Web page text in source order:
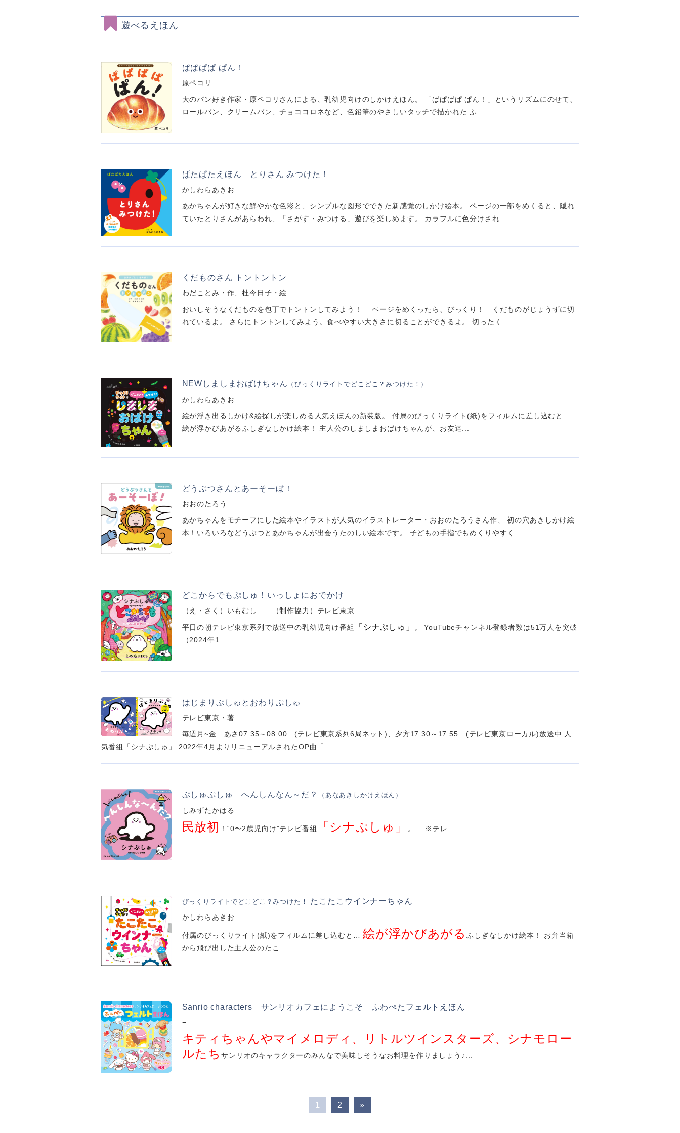
遊べるえほん
ぱぱぱぱ ぱん！
原ペコリ
大のパン好き作家・原ペコリさんによる、乳幼児向けのしかけえほん。 「ぱぱぱぱ ぱん！」というリズムにのせて、
ロールパン、クリームパン、チョココロネなど、色鉛筆のやさしいタッチで描かれた ふ...
ぱたぱたえほん とりさん みつけた！
かしわらあきお
あかちゃんが好きな鮮やかな色彩と、シンプルな図形でできた新感覚のしかけ絵本。 ページの一部をめくると、隠れ
ていたとりさんがあらわれ、「さがす・みつける」遊びを楽しめます。 カラフルに色分けされ...
くだものさん トントントン
わだことみ・作、杜今日子・絵
おいしそうなくだものを包丁でトントンしてみよう！ ページをめくったら、びっくり！ くだものがじょうずに切
れているよ。 さらにトントンしてみよう。食べやすい大きさに切ることができるよ。 切ったく...
NEWしましまおばけちゃん （びっくりライトでどこどこ？みつけた！）
かしわらあきお
絵が浮き出るしかけ&絵探しが楽しめる人気えほんの新装版。 付属のびっくりライト(紙)をフィルムに差し込むと…
絵が浮かびあがるふしぎなしかけ絵本！ 主人公のしましまおばけちゃんが、お友達...
どうぶつさんとあーそーぼ！
おおのたろう
あかちゃんをモチーフにした絵本やイラストが人気のイラストレーター・おおのたろうさん作、 初の穴あきしかけ絵
本！いろいろなどうぶつとあかちゃんが出会うたのしい絵本です。 子どもの手指でもめくりやすく...
どこからでもぷしゅ！いっしょにおでかけ
（え・さく）いもむし （制作協力）テレビ東京
平日の朝テレビ東京系列で放送中の乳幼児向け番組 「シナぷしゅ」
。 YouTubeチャンネル登録者数は51万人を突破
（2024年1...
はじまりぷしゅとおわりぷしゅ
テレビ東京・著
毎週月~金 あさ07:35～08:00 (テレビ東京系列6局ネット)、夕方17:30～17:55 (テレビ東京ローカル)放送中 人
気番組「シナぷしゅ」 2022年4月よりリニューアルされたOP曲「...
ぷしゅぷしゅ へんしんなん～だ？ （あなあきしかけえほん）
しみずたかはる
民放初 ！“0〜2歳児向け"テレビ番組 「シナぷしゅ」 。 ※テレ...
びっくりライトでどこどこ？みつけた！ たこたこウインナーちゃん
かしわらあきお
付属のびっくりライト(紙)をフィルムに差し込むと…絵が浮かびあがるふしぎなしかけ絵本！ お弁当箱
から飛び出した主人公のたこ...
Sanrio characters サンリオカフェにようこそ ふわぺたフェルトえほん
−
キティちゃんやマイメロディ、リトルツインスターズ、シナモロー
ルたちサンリオのキャラクターのみんなで美味しそうなお料理を作りましょう♪...
1 2 »